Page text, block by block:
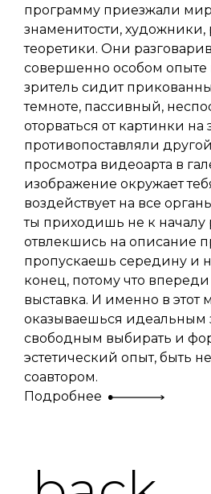
программу приезжали
знаменитости,
теоретики. Они
совершенно особом опыте
зритель сидит
темноте, пассивный,
оторваться от картинки на
противопоставляли
просмотра видеоарта в
изображение окружает
воздействует на все
ты приходишь не к началу
отвлекшись на описание
пропускаешь середину и
конец, потому что
выставка. И именно в этот
оказываешься идеальным
свободным выбирать и
эстетический опыт, быть
соавтором.
Подробнее